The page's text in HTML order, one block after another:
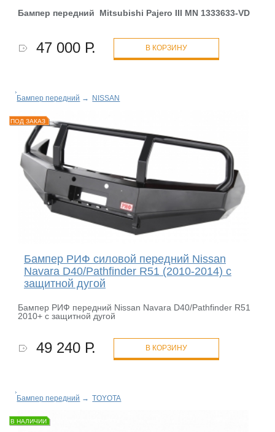
Бампер передний Mitsubishi Pajero III MN 1333633-VD
47 000 Р. В КОРЗИНУ
Бампер передний → NISSAN
ПОД ЗАКАЗ
Бампер РИФ силовой передний Nissan
Navara D40/Pathfinder R51 (2010-2014) с
защитной дугой
Бампер РИФ передний Nissan Navara D40/Pathfinder R51
2010+ с защитной дугой
49 240 Р. В КОРЗИНУ
Бампер передний → TOYOTA
В НАЛИЧИИ